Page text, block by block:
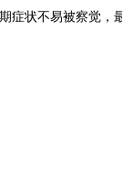
症状不易被察觉，